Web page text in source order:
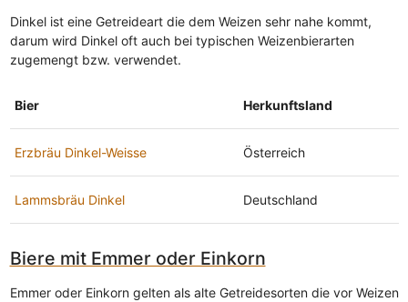
Dinkel ist eine Getreideart die dem Weizen sehr nahe kommt,
darum wird Dinkel oft auch bei typischen Weizenbierarten
zugemengt bzw. verwendet.
Bier Herkunftsland
Erzbräu Dinkel-Weisse Österreich
Lammsbräu Dinkel Deutschland
Biere mit Emmer oder Einkorn
Emmer oder Einkorn gelten als alte Getreidesorten die vor Weizen